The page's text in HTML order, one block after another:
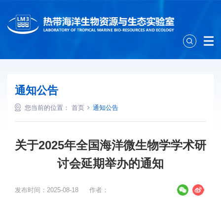
通知公告
您当前的位置： 首页 通知公告
关于2025年全国海洋微生物学学术研
讨会延期举办的通知
发布时间：2025-08-18 作者：